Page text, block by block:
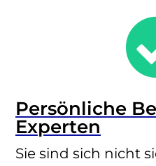
Persönliche
Experten
Sie sind sich nicht